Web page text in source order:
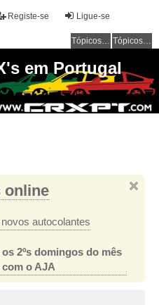
Ligue-se
Registe-se
Tópicos sem resposta Tópicos ativos
em Portugal
online
novos autocolantes
2ºs domingos do mês
o AJA